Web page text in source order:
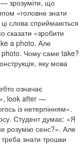
— зрозуміти, що
«головне знати
слова сприймаються
сказати «зробити
a photo. Але
photo. Чому саме take?
яку мова
означає
look after —
із нетерпінням».
Студент думає: «Я
розумію сенс?». Але
знати трошки